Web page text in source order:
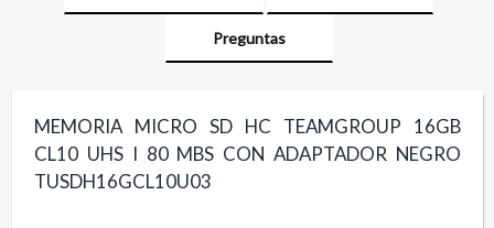
Preguntas
MEMORIA MICRO SD HC TEAMGROUP 16GB
CL10 UHS I 80 MBS CON ADAPTADOR NEGRO
TUSDH16GCL10U03